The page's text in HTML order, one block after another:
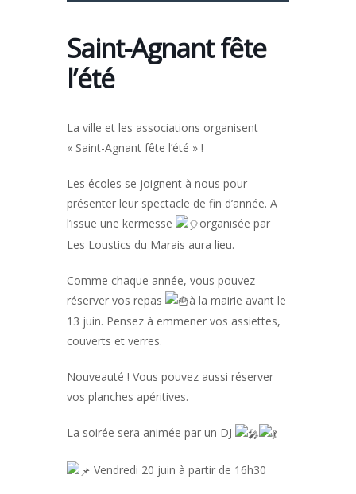
Saint-Agnant fête
l’été
La ville et les associations organisent
« Saint-Agnant fête l’été » !
Les écoles se joignent à nous pour
présenter leur spectacle de fin d’année. A
l’issue une kermesse
organisée par
Les Loustics du Marais aura lieu.
Comme chaque année, vous pouvez
réserver vos repas
à la mairie avant le
13 juin. Pensez à emmener vos assiettes,
couverts et verres.
Nouveauté ! Vous pouvez aussi réserver
vos planches apéritives.
La soirée sera animée par un DJ
Vendredi 20 juin à partir de 16h30